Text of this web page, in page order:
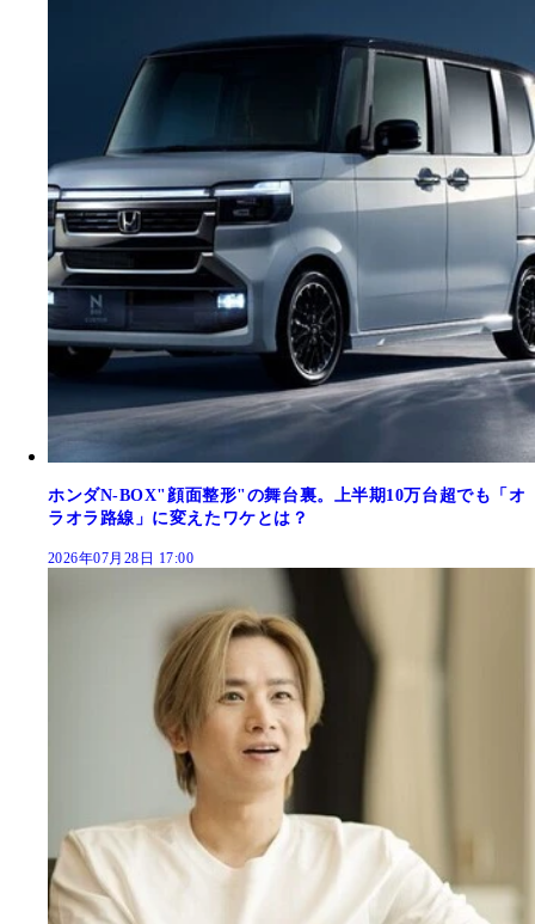
ホンダN-BOX"顔面整形"の舞台裏。上半期10万台超でも「オ
ラオラ路線」に変えたワケとは？
2026年07月28日 17:00